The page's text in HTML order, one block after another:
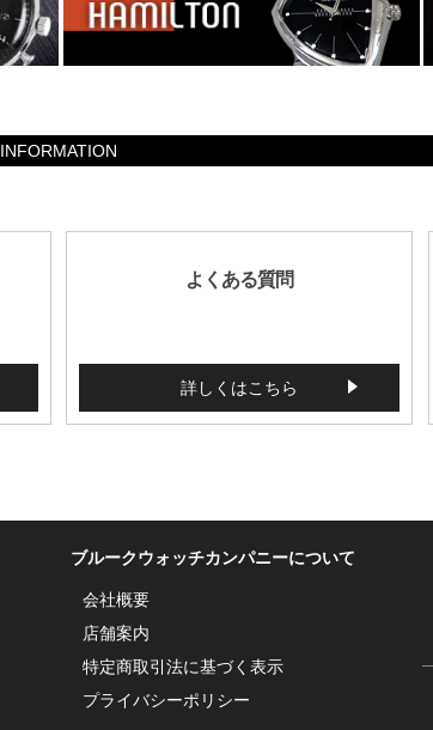
INFORMATION
よくある質問
詳しくはこちら
ブルークウォッチカンパニーについて
会社概要
店舗案内
特定商取引法に基づく表示
プライバシーポリシー